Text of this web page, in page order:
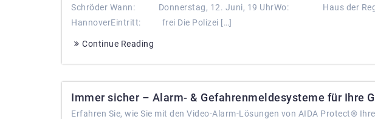
Schröder Wann: Donnerstag, 12. Juni, 19 UhrWo: Haus der Region
HannoverEintritt: frei Die Polizei […]
Continue Reading
Immer sicher – Alarm- & Gefahrenmeldesysteme für Ihre
Erfahren Sie, wie Sie mit den Video-Alarm-Lösungen von AIDA Protect®